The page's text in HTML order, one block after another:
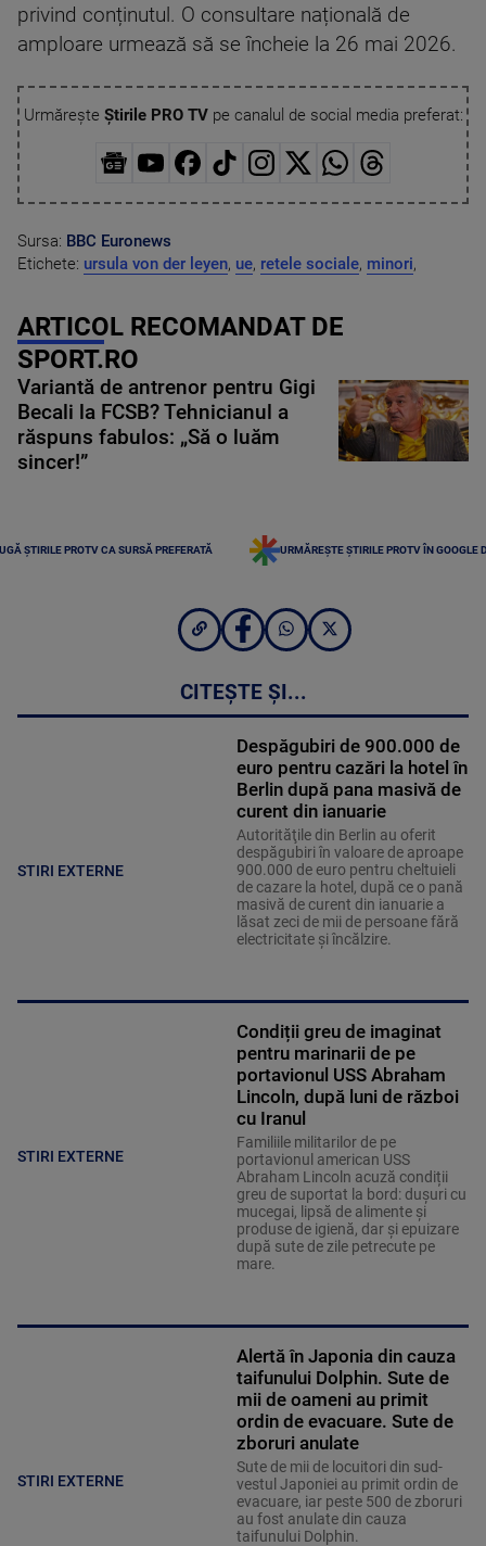
privind conținutul. O consultare națională de
amploare urmează să se încheie la 26 mai 2026.
Urmărește Știrile PRO TVpe canalul de social media preferat:
Sursa: BBC Euronews
Etichete: ursula von der leyen, ue, retele sociale, minori,
ARTICOL RECOMANDAT DE
SPORT.RO
Variantă de antrenor pentru Gigi
Becali la FCSB? Tehnicianul a
răspuns fabulos: „Să o luăm
sincer!”
ȘTIRILE PROTV CA SURSĂ PREFERATĂ URMĂREȘTE ȘTIRILE PROTV ÎN GOOGLE
CITEȘTE ȘI...
STIRI EXTERNE
Despăgubiri de 900.000 de
euro pentru cazări la hotel în
Berlin după pana masivă de
curent din ianuarie
Autorităţile din Berlin au oferit
despăgubiri în valoare de aproape
900.000 de euro pentru cheltuieli
de cazare la hotel, după ce o pană
masivă de curent din ianuarie a
lăsat zeci de mii de persoane fără
electricitate şi încălzire.
STIRI EXTERNE
Condiții greu de imaginat
pentru marinarii de pe
portavionul USS Abraham
Lincoln, după luni de război
cu Iranul
Familiile militarilor de pe
portavionul american USS
Abraham Lincoln acuză condiții
greu de suportat la bord: dușuri cu
mucegai, lipsă de alimente și
produse de igienă, dar și epuizare
după sute de zile petrecute pe
mare.
STIRI EXTERNE
Alertă în Japonia din cauza
taifunului Dolphin. Sute de
mii de oameni au primit
ordin de evacuare. Sute de
zboruri anulate
Sute de mii de locuitori din sud-
vestul Japoniei au primit ordin de
evacuare, iar peste 500 de zboruri
au fost anulate din cauza
taifunului Dolphin.